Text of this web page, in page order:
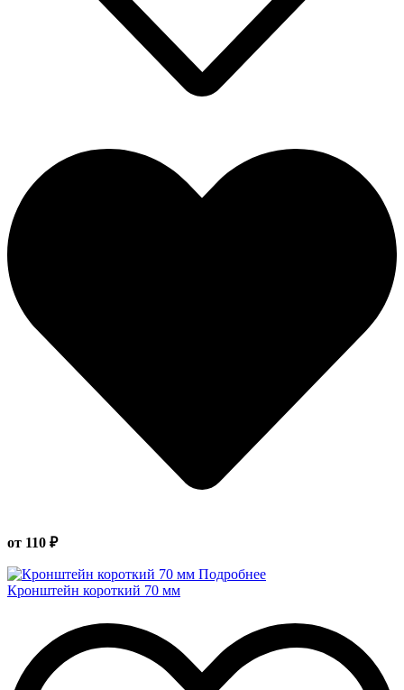
от 110 ₽
Подробнее
Кронштейн короткий 70 мм